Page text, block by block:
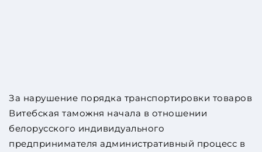
За нарушение порядка транспортировки товаров
Витебская таможня начала в отношении
белорусского индивидуального
предпринимателя административный процесс в